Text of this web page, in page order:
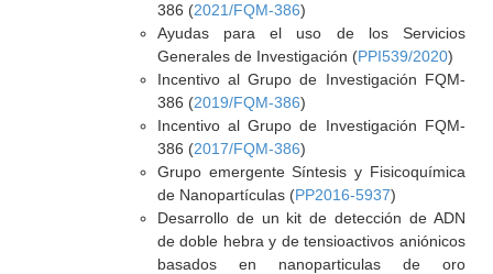
386 (2021/FQM-386)
Ayudas para el uso de los Servicios
Generales de Investigación (PPI539/2020)
Incentivo al Grupo de Investigación FQM-
386 (2019/FQM-386)
Incentivo al Grupo de Investigación FQM-
386 (2017/FQM-386)
Grupo emergente Síntesis y Fisicoquímica
de Nanopartículas (PP2016-5937)
Desarrollo de un kit de detección de ADN
de doble hebra y de tensioactivos aniónicos
basados en nanoparticulas de oro